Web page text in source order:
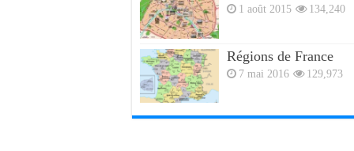
1 août 2015 134,240
Régions de France
7 mai 2016 129,973